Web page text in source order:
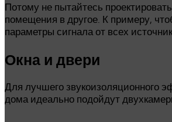
Потому не пытайтесь
помещения в другое. К примеру,
параметры сигнала от всех
Окна и двери
Для лучшего звукоизоляционного
дома идеально подойдут